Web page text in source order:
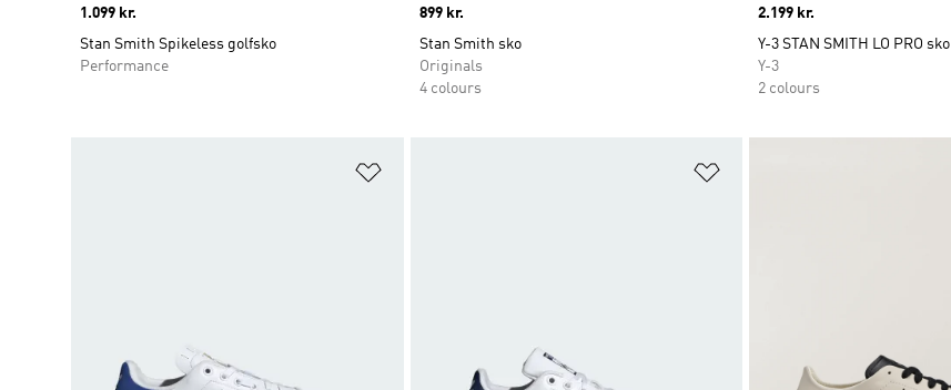
Price
1.099 kr.
Stan Smith Spikeless golfsko
Performance
Price
899 kr.
Stan Smith sko
Originals
4 colours
Price
2.199 kr.
Y-3 STAN SMITH LO PRO sko
Y-3
2 colours